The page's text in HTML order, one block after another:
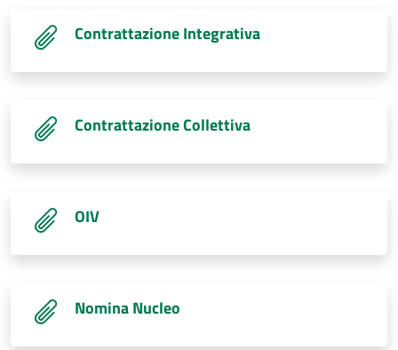
Contrattazione Integrativa
Contrattazione Collettiva
OIV
Nomina Nucleo